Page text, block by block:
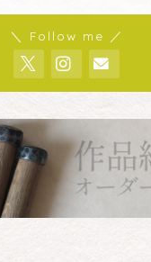
＼ Follow me ／